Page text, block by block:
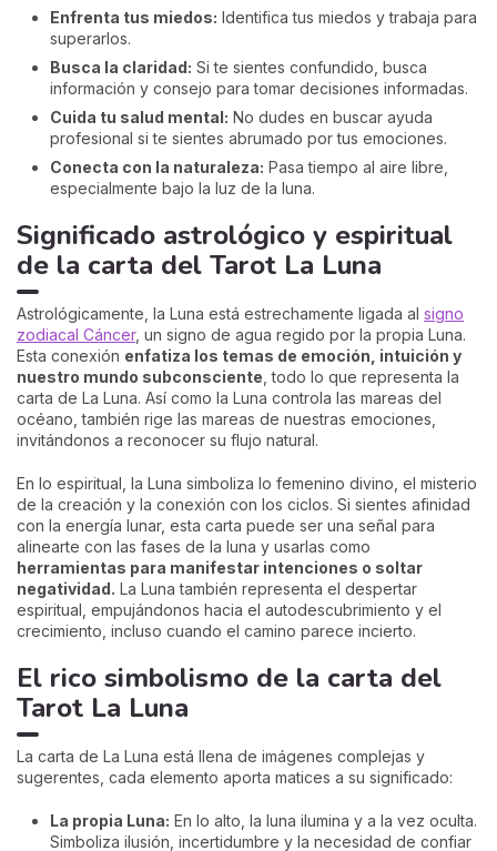
Enfrenta tus miedos: Identifica tus miedos y trabaja para
superarlos.
Busca la claridad: Si te sientes confundido, busca
información y consejo para tomar decisiones informadas.
Cuida tu salud mental: No dudes en buscar ayuda
profesional si te sientes abrumado por tus emociones.
Conecta con la naturaleza: Pasa tiempo al aire libre,
especialmente bajo la luz de la luna.
Significado astrológico y espiritual
de la carta del Tarot La Luna
Astrológicamente, la Luna está estrechamente ligada al signo
zodiacal Cáncer, un signo de agua regido por la propia Luna.
Esta conexión enfatiza los temas de emoción, intuición y
nuestro mundo subconsciente , todo lo que representa la
carta de La Luna. Así como la Luna controla las mareas del
océano, también rige las mareas de nuestras emociones,
invitándonos a reconocer su flujo natural.
En lo espiritual, la Luna simboliza lo femenino divino, el misterio
de la creación y la conexión con los ciclos. Si sientes afinidad
con la energía lunar, esta carta puede ser una señal para
alinearte con las fases de la luna y usarlas como
herramientas para manifestar intenciones o soltar
negatividad. La Luna también representa el despertar
espiritual, empujándonos hacia el autodescubrimiento y el
crecimiento, incluso cuando el camino parece incierto.
El rico simbolismo de la carta del
Tarot La Luna
La carta de La Luna está llena de imágenes complejas y
sugerentes, cada elemento aporta matices a su significado:
La propia Luna: En lo alto, la luna ilumina y a la vez oculta.
Simboliza ilusión, incertidumbre y la necesidad de confiar